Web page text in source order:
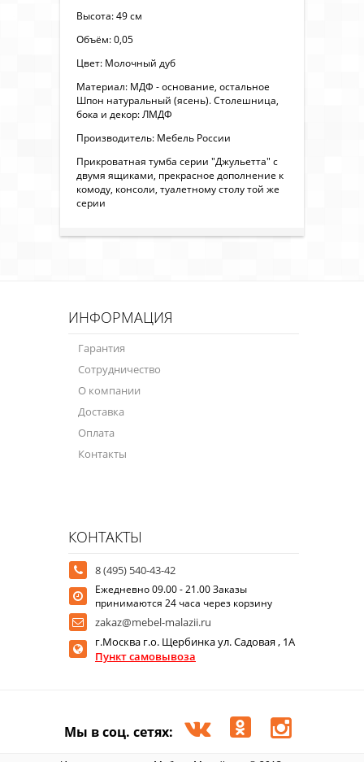
Высота: 49 см
Объём: 0,05
Цвет: Молочный дуб
Материал: МДФ - основание, остальное
Шпон натуральный (ясень). Столешница,
бока и декор: ЛМДФ
Производитель: Мебель России
Прикроватная тумба серии "Джульетта" с
двумя ящиками, прекрасное дополнение к
комоду, консоли, туалетному столу той же
серии
ИНФОРМАЦИЯ
Гарантия
Сотрудничество
О компании
Доставка
Оплата
Контакты
КОНТАКТЫ
8 (495) 540-43-42
Ежедневно 09.00 - 21.00 Заказы
принимаются 24 часа через корзину
zakaz@mebel-malazii.ru
г.Москва г.о. Щербинка ул. Садовая , 1А
Пункт самовывоза
Мы в соц. сетях: